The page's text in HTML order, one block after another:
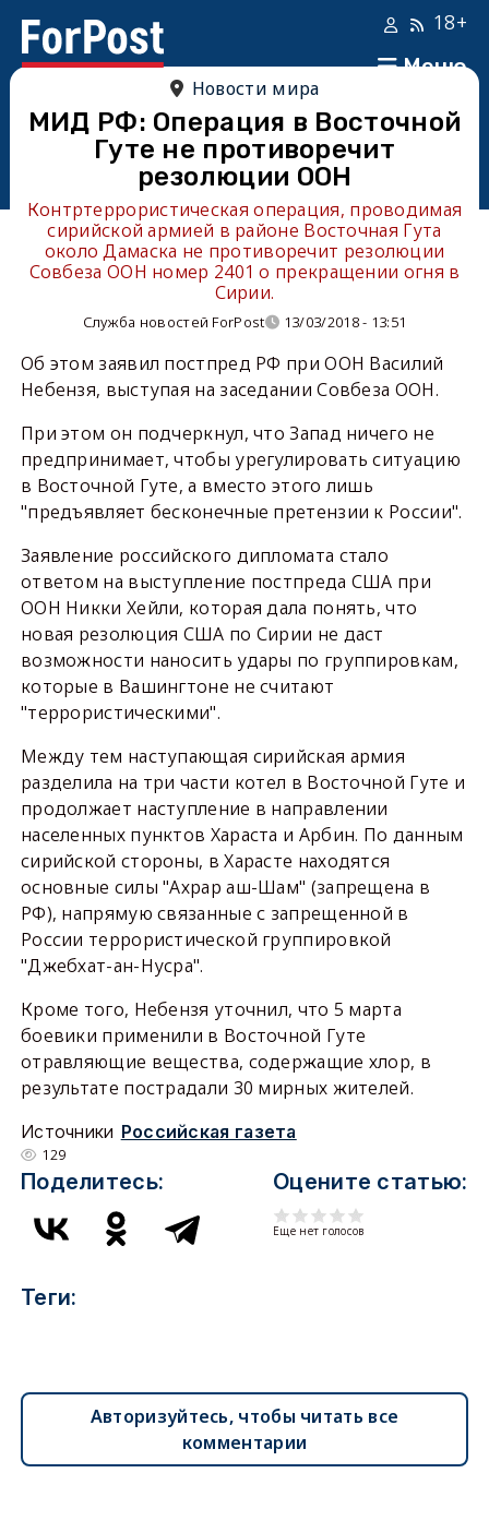
Меню
18+
Новости мира
МИД РФ: Операция в Восточной
Гуте не противоречит
резолюции ООН
Контртеррористическая операция, проводимая
сирийской армией в районе Восточная Гута
около Дамаска не противоречит резолюции
Совбеза ООН номер 2401 о прекращении огня в
Сирии.
Служба новостей ForPost 13/03/2018 - 13:51
Об этом заявил постпред РФ при ООН Василий
Небензя, выступая на заседании Совбеза ООН.
При этом он подчеркнул, что Запад ничего не
предпринимает, чтобы урегулировать ситуацию
в Восточной Гуте, а вместо этого лишь
"предъявляет бесконечные претензии к России".
Заявление российского дипломата стало
ответом на выступление постпреда США при
ООН Никки Хейли, которая дала понять, что
новая резолюция США по Сирии не даст
возможности наносить удары по группировкам,
которые в Вашингтоне не считают
"террористическими".
Между тем наступающая сирийская армия
разделила на три части котел в Восточной Гуте и
продолжает наступление в направлении
населенных пунктов Хараста и Арбин. По данным
сирийской стороны, в Харасте находятся
основные силы "Ахрар аш-Шам" (запрещена в
РФ), напрямую связанные с запрещенной в
России террористической группировкой
"Джебхат-ан-Нусра".
Кроме того, Небензя уточнил, что 5 марта
боевики применили в Восточной Гуте
отравляющие вещества, содержащие хлор, в
результате пострадали 30 мирных жителей.
Источники Российская газета
129
Поделитесь: Оцените статью:
Еще нет голосов
Теги:
Авторизуйтесь, чтобы читать все
комментарии